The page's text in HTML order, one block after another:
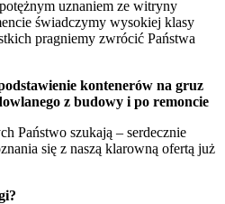
uznaniem ze witryny
świadczymy wysokiej klasy
pragniemy zwrócić Państwa
kontenerów na gruz
z budowy i po remoncie
Państwo szukają – serdecznie
się z naszą klarowną ofertą już